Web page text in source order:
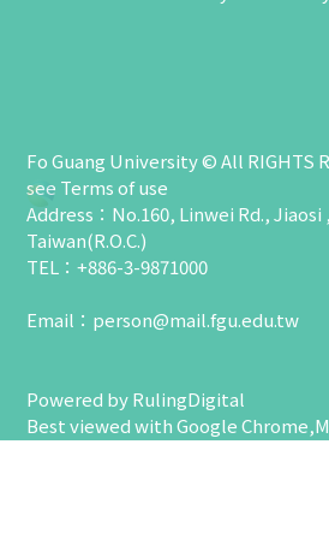
Fo Guang University © All RIGHTS
see Terms of use
Address：No.160, Linwei Rd., Jiaosi
Taiwan(R.O.C.)
TEL：+886-3-9871000
Email： person@mail.fgu.edu.tw
Powered byRulingDigital
Best viewed with Google